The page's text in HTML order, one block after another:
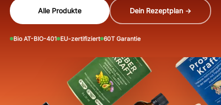
Alle Produkte Dein Rezeptplan →
Bio AT-BIO-401 EU-zertifiziert 60T Garantie